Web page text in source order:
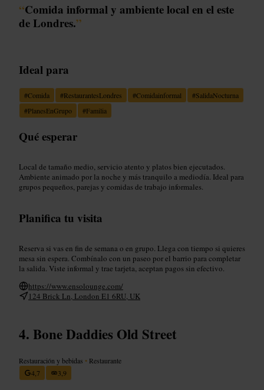
“Comida informal y ambiente local en el este
de Londres.”
Ideal para
#Comida #RestaurantesLondres #Comidainformal #SalidaNocturna
#PlanesEnGrupo #Familia
Qué esperar
Local de tamaño medio, servicio atento y platos bien ejecutados.
Ambiente animado por la noche y más tranquilo a mediodía. Ideal para
grupos pequeños, parejas y comidas de trabajo informales.
Planifica tu visita
Reserva si vas en fin de semana o en grupo. Llega con tiempo si quieres
mesa sin espera. Combínalo con un paseo por el barrio para completar
la salida. Viste informal y trae tarjeta, aceptan pagos sin efectivo.
https://www.ensolounge.com/
124 Brick Ln, London E1 6RU, UK
Bone Daddies Old Street
Restauración y bebidas • Restaurante
4,7
3,9